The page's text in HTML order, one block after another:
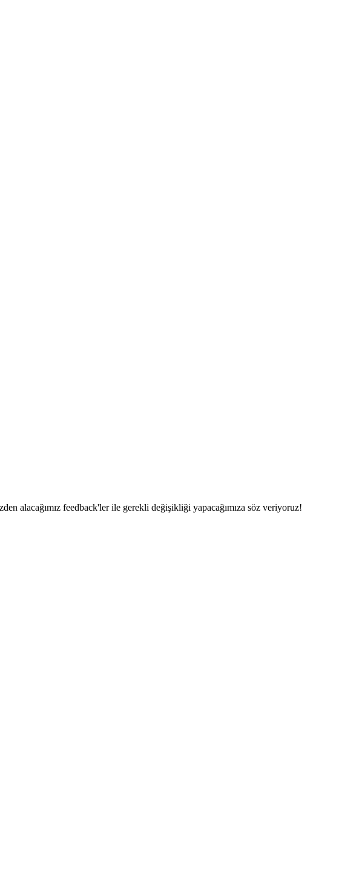
alacağımız feedback'ler ile gerekli değişikliği yapacağımıza söz veriyoruz!